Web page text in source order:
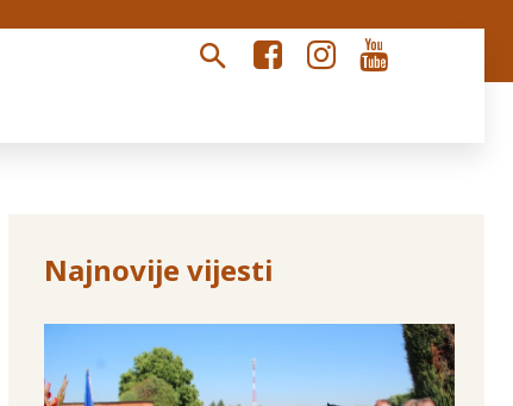
Najnovije vijesti